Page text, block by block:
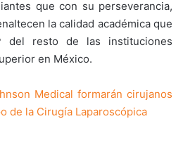
que con su perseverancia,
la calidad académica que
del resto de las instituciones
en México.
Medical formarán cirujanos
de la Cirugía Laparoscópica